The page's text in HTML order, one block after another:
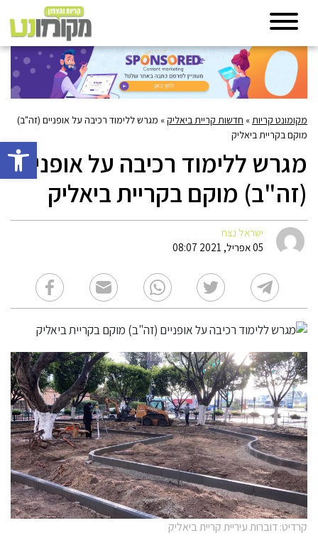
פתח
מקומונט קריות » חדשות קריית ביאליק» מגרש ללימוד רכיבה על אופניים (זה"ב)
מוקם בקריית ביאליק
מגרש ללימוד רכיבה על אופניים
(זה"ב) מוקם בקריית ביאליק
ישראל נצח
05 אפריל, 2021 08:07
קרדיט: דוברות עיריית קריית ביאליק